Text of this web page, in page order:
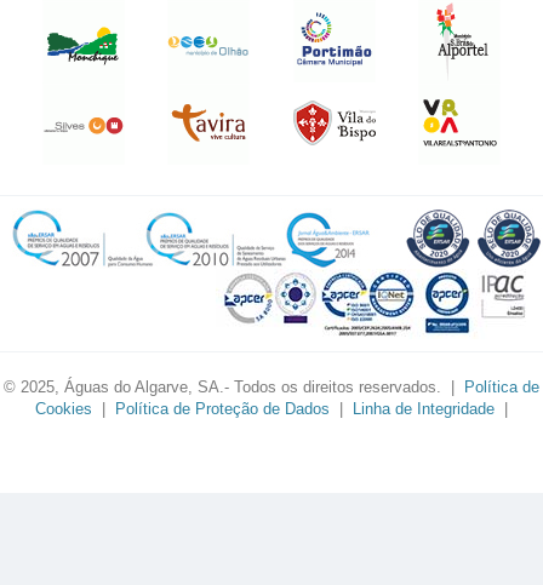
© 2025, Águas do Algarve, SA.- Todos os direitos reservados. | Política de
Cookies | Política de Proteção de Dados | Linha de Integridade |